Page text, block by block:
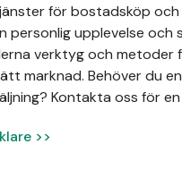
för bostadsköp och
personlig upplevelse
verktyg och
marknad. Behöver du
Kontakta oss för
>>